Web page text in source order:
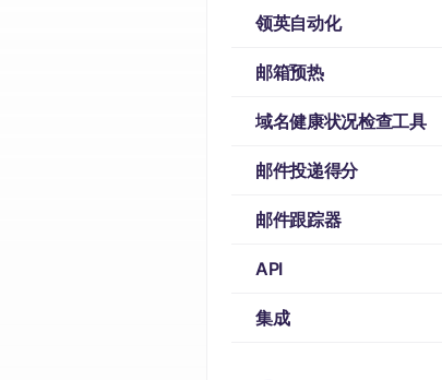
领英自动化
邮箱预热
域名健康状况检查工具
邮件投递得分
邮件跟踪器
API
集成